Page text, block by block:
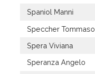
Spaniol Manni
Speccher Tommaso
Spera Viviana
Speranza Angelo